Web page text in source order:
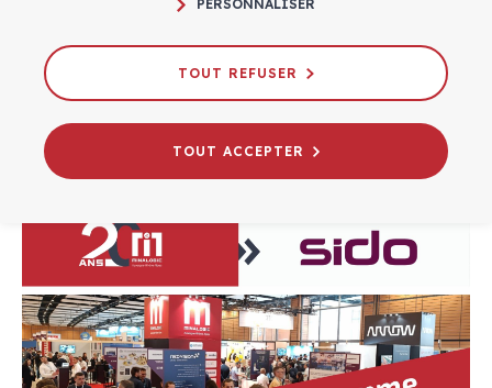
délégation Minalogic au SIDO 2025
CROISSANCE INNOVATION
PERSONNALISER
TOUT REFUSER
TOUT ACCEPTER